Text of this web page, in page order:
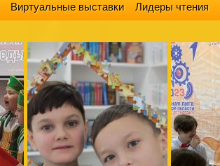
Виртуальные выставки Лидеры чтения